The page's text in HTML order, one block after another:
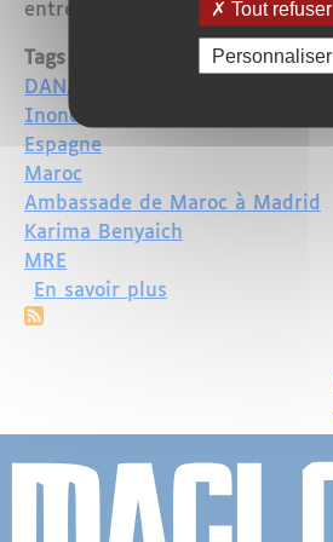
entre les deux nations.
Tags
DANA
Inondations
Espagne
Maroc
Ambassade de Maroc à Madrid
Karima Benyaich
MRE
En savoir plus
Tout refuser
Personnaliser